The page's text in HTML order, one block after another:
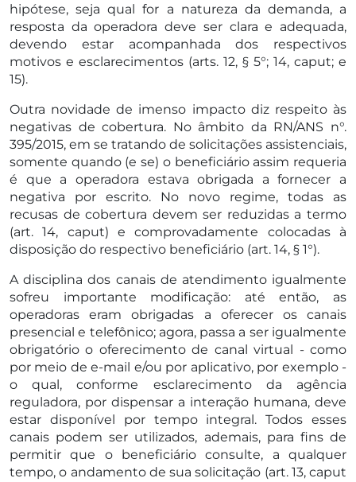
hipótese, seja qual for a natureza da demanda, a
resposta da operadora deve ser clara e adequada,
devendo estar acompanhada dos respectivos
motivos e esclarecimentos (arts. 12, § 5°; 14, caput; e
15).
Outra novidade de imenso impacto diz respeito às
negativas de cobertura. No âmbito da RN/ANS n°.
395/2015, em se tratando de solicitações assistenciais,
somente quando (e se) o beneficiário assim requeria
é que a operadora estava obrigada a fornecer a
negativa por escrito. No novo regime, todas as
recusas de cobertura devem ser reduzidas a termo
(art. 14, caput) e comprovadamente colocadas à
disposição do respectivo beneficiário (art. 14, § 1°).
A disciplina dos canais de atendimento igualmente
sofreu importante modificação: até então, as
operadoras eram obrigadas a oferecer os canais
presencial e telefônico; agora, passa a ser igualmente
obrigatório o oferecimento de canal virtual - como
por meio de e-mail e/ou por aplicativo, por exemplo -
o qual, conforme esclarecimento da agência
reguladora, por dispensar a interação humana, deve
estar disponível por tempo integral. Todos esses
canais podem ser utilizados, ademais, para fins de
permitir que o beneficiário consulte, a qualquer
tempo, o andamento de sua solicitação (art. 13, caput